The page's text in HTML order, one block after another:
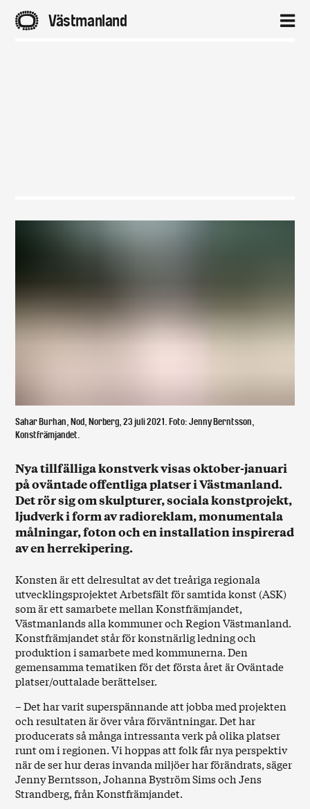
Sahar Burhan, Nod, Norberg, 23 juli 2021. Foto: Jenny Berntsson,
Konstfrämjandet.
Nya tillfälliga konstverk visas oktober-januari
på oväntade offentliga platser i Västmanland.
Det rör sig om skulpturer, sociala konstprojekt,
ljudverk i form av radioreklam, monumentala
målningar, foton och en installation inspirerad
av en herrekipering.
Konsten är ett delresultat av det treåriga regionala
utvecklingsprojektet Arbetsfält för samtida konst (ASK)
som är ett samarbete mellan Konstfrämjandet,
Västmanlands alla kommuner och Region Västmanland.
Konstfrämjandet står för konstnärlig ledning och
produktion i samarbete med kommunerna. Den
gemensamma tematiken för det första året är Oväntade
platser/outtalade berättelser.
– Det har varit superspännande att jobba med projekten
och resultaten är över våra förväntningar. Det har
producerats så många intressanta verk på olika platser
runt om i regionen. Vi hoppas att folk får nya perspektiv
när de ser hur deras invanda miljöer har förändrats, säger
Jenny Berntsson, Johanna Byström Sims och Jens
Strandberg, från Konstfrämjandet.
A Västmanland 2